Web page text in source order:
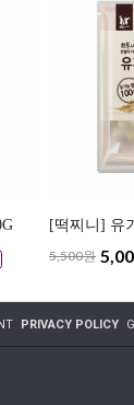
[떡찌니] 유
5,500원
PRIVACY POLICY